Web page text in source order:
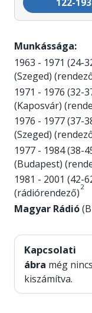
122-
Munkássága:
1963 - 1971 (24-
(Szeged)
1971 - 1976 (32-
(Kaposvár)
1976 - 1977 (37-
(Szeged)
1977 - 1984 (38-
(Budapest)
1981 - 2001 (42-
(rádiórendező) 2
Magyar Rádió
Kapcsolati
ábra még nincs
kiszámítva.